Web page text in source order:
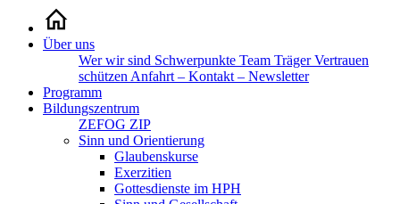
Über uns
Wer wir sind Schwerpunkte Team TrägerVertrauen
schützen Anfahrt – Kontakt – Newsletter
Programm
Bildungszentrum
ZEFOG ZIP
Sinn und Orientierung
Glaubenskurse
Exerzitien
Gottesdienste im HPH